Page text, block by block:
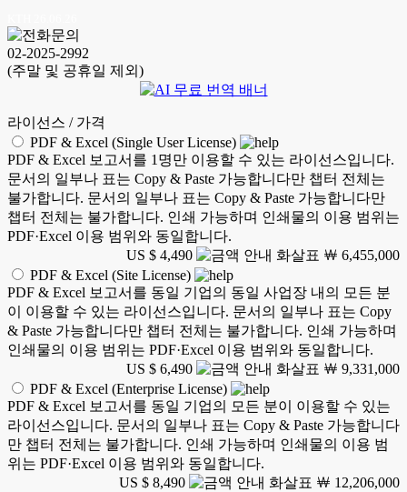
02-2025-2992
(주말 및 공휴일 제외)
라이선스 / 가격
PDF & Excel (Single User License)
PDF & Excel 보고서를 1명만 이용할 수 있는 라이선스입니다.
문서의 일부나 표는 Copy & Paste 가능합니다만 챕터 전체는
불가합니다. 문서의 일부나 표는 Copy & Paste 가능합니다만
챕터 전체는 불가합니다. 인쇄 가능하며 인쇄물의 이용 범위는
PDF·Excel 이용 범위와 동일합니다.
US $ 4,490
￦ 6,455,000
PDF & Excel (Site License)
PDF & Excel 보고서를 동일 기업의 동일 사업장 내의 모든 분
이 이용할 수 있는 라이선스입니다. 문서의 일부나 표는 Copy
& Paste 가능합니다만 챕터 전체는 불가합니다. 인쇄 가능하며
인쇄물의 이용 범위는 PDF·Excel 이용 범위와 동일합니다.
US $ 6,490
￦ 9,331,000
PDF & Excel (Enterprise License)
PDF & Excel 보고서를 동일 기업의 모든 분이 이용할 수 있는
라이선스입니다. 문서의 일부나 표는 Copy & Paste 가능합니다
만 챕터 전체는 불가합니다. 인쇄 가능하며 인쇄물의 이용 범
위는 PDF·Excel 이용 범위와 동일합니다.
US $ 8,490
￦ 12,206,000